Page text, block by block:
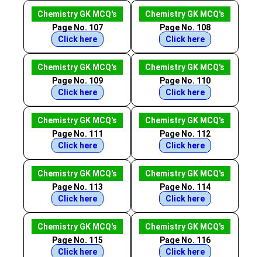
Chemistry GK MCQ's
Page No. 107
Click here
Chemistry GK MCQ's
Page No. 108
Click here
Chemistry GK MCQ's
Page No. 109
Click here
Chemistry GK MCQ's
Page No. 110
Click here
Chemistry GK MCQ's
Page No. 111
Click here
Chemistry GK MCQ's
Page No. 112
Click here
Chemistry GK MCQ's
Page No. 113
Click here
Chemistry GK MCQ's
Page No. 114
Click here
Chemistry GK MCQ's
Page No. 115
Click here
Chemistry GK MCQ's
Page No. 116
Click here